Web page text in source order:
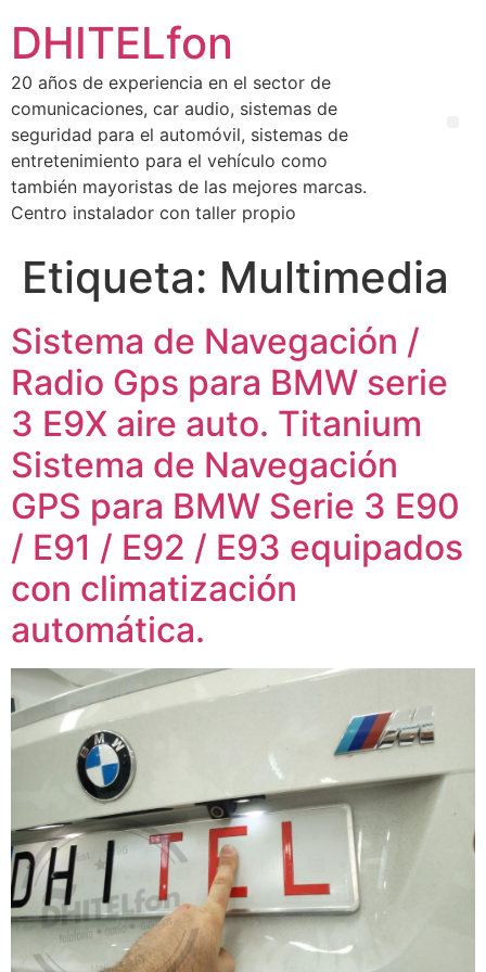
DHITELfon
20 años de experiencia en el sector de
comunicaciones, car audio, sistemas de
seguridad para el automóvil, sistemas de
entretenimiento para el vehículo como
también mayoristas de las mejores marcas.
Centro instalador con taller propio
Etiqueta: Multimedia
Sistema de Navegación /
Radio Gps para BMW serie
3 E9X aire auto. Titanium
Sistema de Navegación
GPS para BMW Serie 3 E90
/ E91 / E92 / E93 equipados
con climatización
automática.